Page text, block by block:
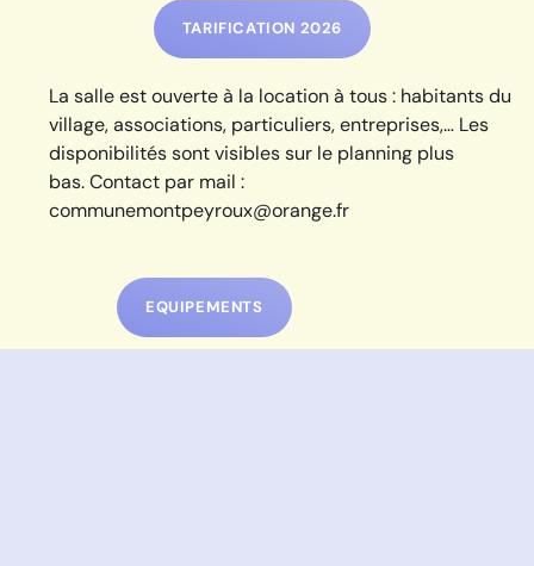
TARIFICATION 2026
La salle est ouverte à la location à tous : habitants du
village, associations, particuliers, entreprises,… Les
disponibilités sont visibles sur le planning plus
bas.Contact par mail :
communemontpeyroux@orange.fr
EQUIPEMENTS